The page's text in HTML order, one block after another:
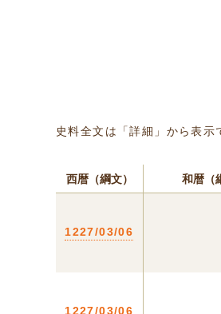
史料全文は「詳細」から表
西暦（綱文） 和暦（
1227/03/06
1227/03/06